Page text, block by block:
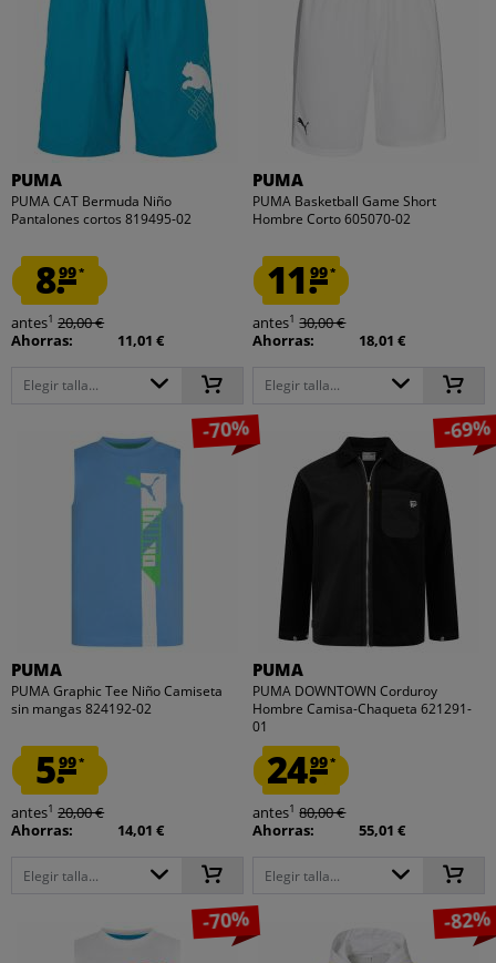
PUMA
PUMA CAT Bermuda Niño
Pantalones cortos 819495-02
8.99*
antes1 20,00 €
Ahorras:
11,01 €
Elegir talla...
PUMA
PUMA Basketball Game Short
Hombre Corto 605070-02
11.99*
antes1 30,00 €
Ahorras:
18,01 €
Elegir talla...
-70%
PUMA
PUMA Graphic Tee Niño Camiseta
sin mangas 824192-02
5.99*
antes1 20,00 €
Ahorras:
14,01 €
Elegir talla...
-69%
PUMA
PUMA DOWNTOWN Corduroy
Hombre Camisa-Chaqueta 621291-
01
24.99*
antes1 80,00 €
Ahorras:
55,01 €
Elegir talla...
-70% -82%